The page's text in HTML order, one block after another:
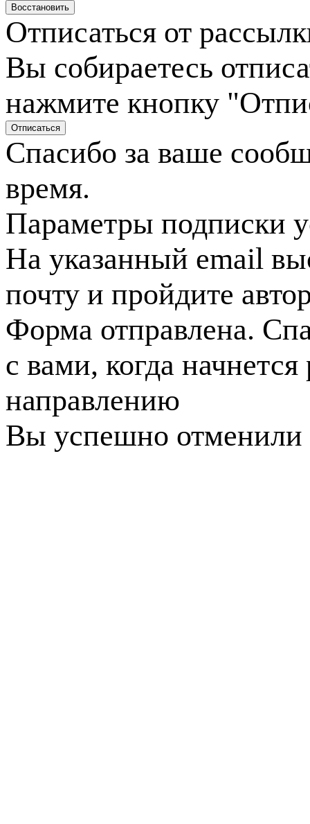
Отписаться от
Вы собираетесь
нажмите кнопку
Спасибо за ваше
время.
Параметры подписки
На указанный email
почту и пройдите
Форма отправлена.
с вами, когда
направлению
Вы успешно отменили